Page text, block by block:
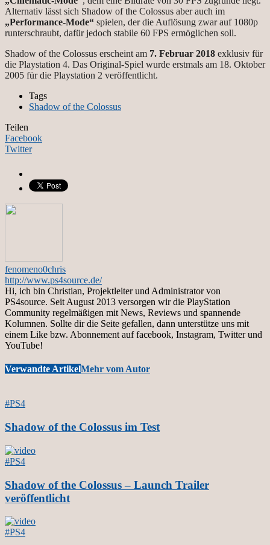
Alternativ lässt sich Shadow of the Colossus aber auch im
„Performance-Mode“ spielen, der die Auflösung zwar auf 1080p
runterschraubt, dafür jedoch stabile 60 FPS ermöglichen soll.
Shadow of the Colossus erscheint am 7. Februar 2018 exklusiv für
die Playstation 4. Das Original-Spiel wurde erstmals am 18. Oktober
2005 für die Playstation 2 veröffentlicht.
Tags
Shadow of the Colossus
Teilen
Facebook
Twitter
fenomeno0chris
http://www.ps4source.de/
Hi, ich bin Christian, Projektleiter und Administrator von
PS4source. Seit August 2013 versorgen wir die PlayStation
Community regelmäßigen mit News, Reviews und spannende
Kolumnen. Sollte dir die Seite gefallen, dann unterstütze uns mit
einem Like bzw. Abonnement auf facebook, Instagram, Twitter und
YouTube!
Verwandte ArtikelMehr vom Autor
#PS4
Shadow of the Colossus im Test
#PS4
Shadow of the Colossus – Launch Trailer
veröffentlicht
#PS4